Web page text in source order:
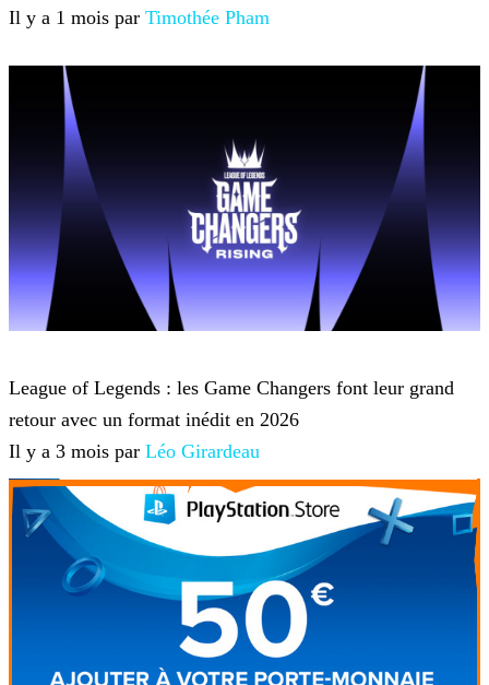
Il y a 1 mois par Timothée Pham
League of Legends : les Game Changers font leur grand
retour avec un format inédit en 2026
Il y a 3 mois par Léo Girardeau